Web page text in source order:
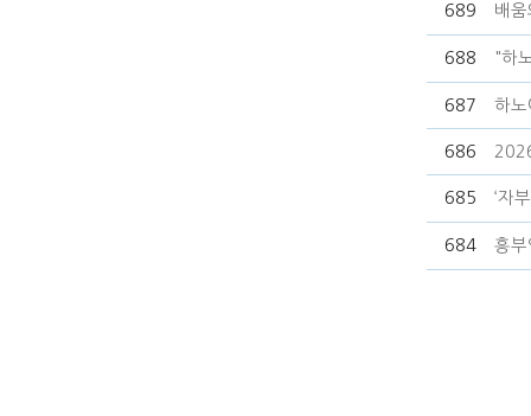
689 배
688 "하
687 하
686
685 ‘자
684 흥부